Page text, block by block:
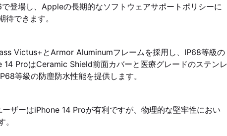
登場し、Appleの長期的なソフトウェアサポートポリシーに
できます。
Victus+とArmor Aluminumフレームを採用し、IP68等級の
ProはCeramic Shield前面カバーと医療グレードのステンレ
等級の防塵防水性能を提供します。
ザーはiPhone 14 Proが有利ですが、物理的な堅牢性におい